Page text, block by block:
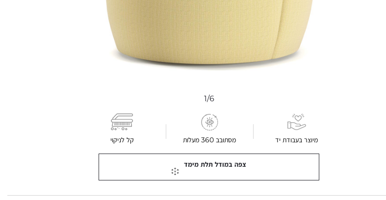
1/6
מיוצר בעבודת יד מסתובב 360 מעלות קל לניקוי
צפה במודל תלת מימד